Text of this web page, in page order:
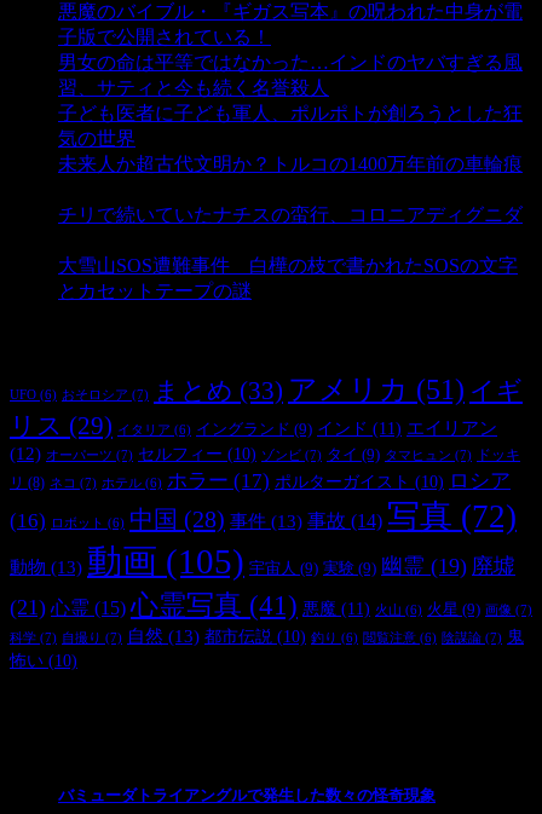
悪魔のバイブル・『ギガス写本』の呪われた中身が電
子版で公開されている！
男女の命は平等ではなかった…インドのヤバすぎる風
習、サティと今も続く名誉殺人
子ども医者に子ども軍人、ポルポトが創ろうとした狂
気の世界
未来人か超古代文明か？トルコの1400万年前の車輪痕
チリで続いていたナチスの蛮行、コロニアディグニダ
大雪山SOS遭難事件 白樺の枝で書かれたSOSの文字
とカセットテープの謎
UFO (6) おそロシア (7) まとめ (33) アメリカ (51) イギ
リス (29) イタリア (6) イングランド (9) インド (11) エイリアン
(12) オーパーツ (7) セルフィー (10) ゾンビ (7) タイ (9) タマヒュン (7)
ドッキ
リ (8) ネコ (7) ホテル (6) ホラー (17) ポルターガイスト (10) ロシア
(16)
ロボット (6) 中国 (28) 事件 (13) 事故 (14) 写真 (72)
動物 (13) 動画 (105) 宇宙人 (9) 実験 (9) 幽霊 (19) 廃墟
(21) 心霊 (15) 心霊写真 (41) 悪魔 (11) 火山 (6) 火星 (9) 画像 (7)
科学 (7) 自撮り (7) 自然 (13) 都市伝説 (10) 釣り (6) 閲覧注意 (6) 陰謀論 (7) 鬼
怖い (10)
バミューダトライアングルで発生した数々の怪奇現象